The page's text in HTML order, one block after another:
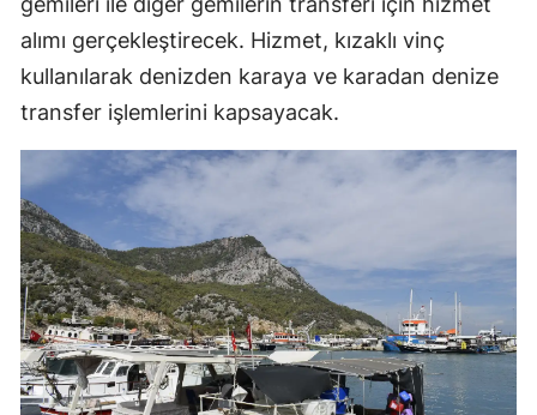
alımı gerçekleştirecek. Hizmet, kızaklı vinç
kullanılarak denizden karaya ve karadan denize
transfer işlemlerini kapsayacak.